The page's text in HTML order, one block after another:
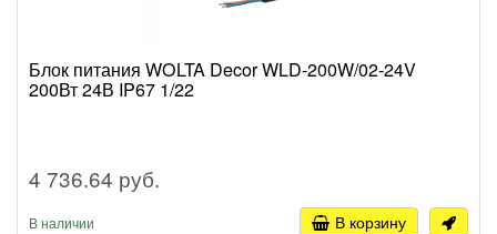
Блок питания WOLTA Decor WLD-200W/02-24V
200Вт 24В IP67 1/22
4 736.64 руб.
В наличии В корзину